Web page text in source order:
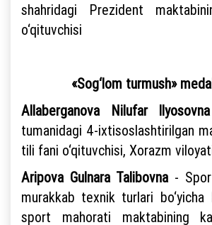
shahridagi Prezident
o‘qituvchisi
«Sog‘lom turmush»
Allaberganova Nilufar Ilyosovna
tumanidagi 4-ixtisoslashtirilgan
tili fani o‘qituvchisi, Xorazm
Aripova Gulnara Talibovna-
murakkab texnik turlari bo‘yicha
sport mahorati maktabining